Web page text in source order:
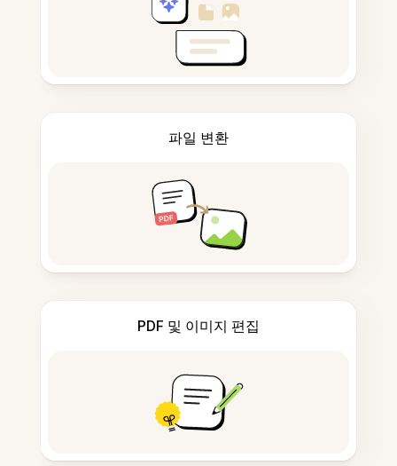
파일 변환
PDF 및 이미지 편집